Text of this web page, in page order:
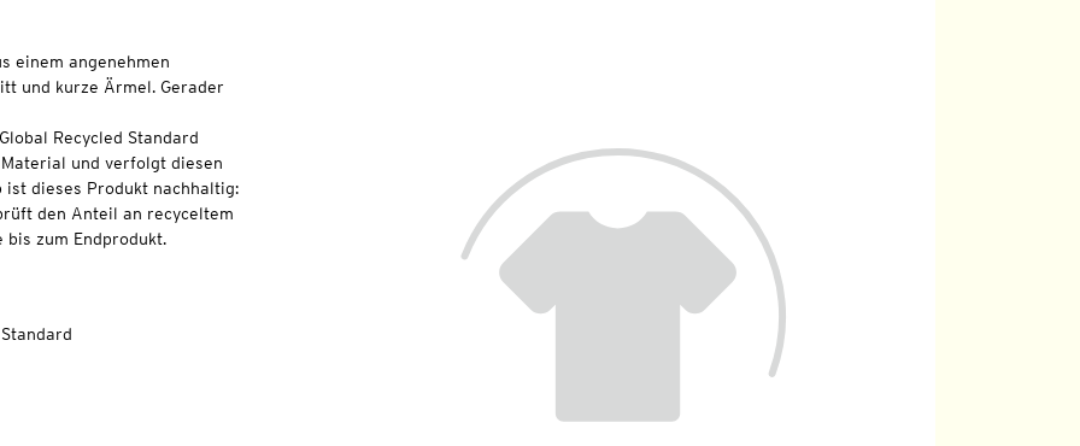
einem angenehmen
und kurze Ärmel. Gerader
Recycled Standard
und verfolgt diesen
ist dieses Produkt nachhaltig:
den Anteil an recyceltem
zum Endprodukt.